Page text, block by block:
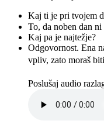
Kaj ti je pri tvojem
To, da noben dan
Kaj pa je najtežje?
Odgovornost. Ena
vpliv, zato moraš biti
Poslušaj audio